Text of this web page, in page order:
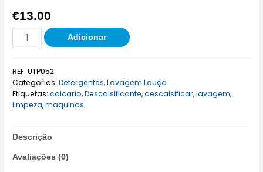
€13.00
Adicionar
REF:UTP052
Categorias:Detergentes,Lavagem Louça
Etiquetas:calcario,Descalsificante,descalsificar,lavagem,
limpeza,maquinas
Descrição
Avaliações (0)